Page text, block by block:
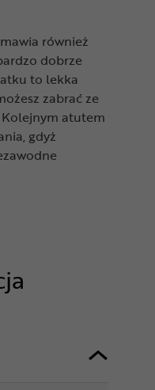
również
dobrze
to lekka
zabrać ze
Kolejnym atutem
gdyż